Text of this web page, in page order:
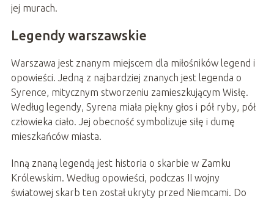
jej murach.
Legendy warszawskie
Warszawa jest znanym miejscem dla miłośników legend i
opowieści. Jedną z najbardziej znanych jest legenda o
Syrence, mitycznym stworzeniu zamieszkującym Wisłę.
Według legendy, Syrena miała piękny głos i pół ryby, pół
człowieka ciało. Jej obecność symbolizuje siłę i dumę
mieszkańców miasta.
Inną znaną legendą jest historia o skarbie w Zamku
Królewskim. Według opowieści, podczas II wojny
światowej skarb ten został ukryty przed Niemcami. Do